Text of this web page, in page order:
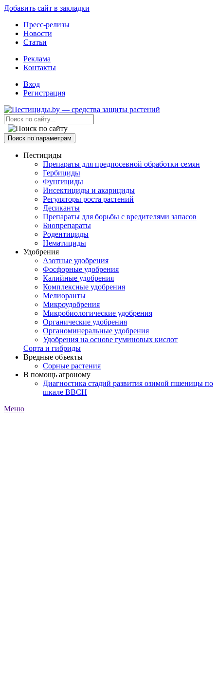
Добавить сайт в закладки
Пресс-релизы
Новости
Статьи
Реклама
Контакты
Вход
Регистрация
Поиск по параметрам
Пестициды
Препараты для предпосевной обработки семян
Гербициды
Фунгициды
Инсектициды и акарициды
Регуляторы роста растений
Десиканты
Препараты для борьбы с вредителями запасов
Биопрепараты
Родентициды
Нематициды
Удобрения
Азотные удобрения
Фосфорные удобрения
Калийные удобрения
Комплексные удобрения
Мелиоранты
Микроудобрения
Микробиологические удобрения
Органические удобрения
Органоминеральные удобрения
Удобрения на основе гуминовых кислот
Сорта и гибриды
Вредные объекты
Сорные растения
В помощь агроному
Диагностика стадий развития озимой пшеницы по
шкале ВВСН
Меню